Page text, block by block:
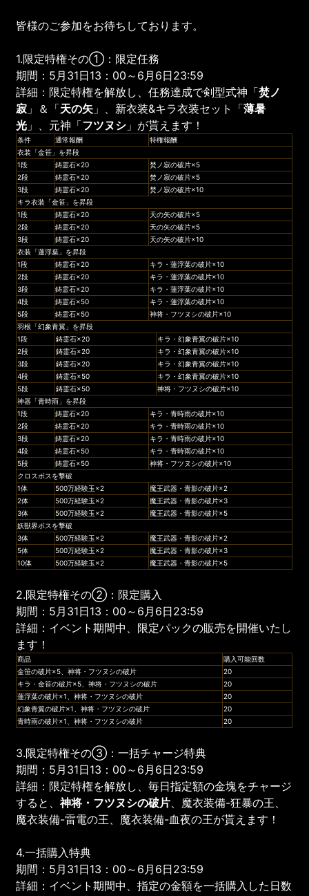
皆様のご参加をお待ちしております。
1.限定特権その①：限定任務
期間：5月31日13：00～6月6日23:59
詳細：限定特権を解放し、任務達成で剣型式神「焚ノ
寂 」＆「天の矢 」、新衣装&キラ衣装セット「薄暑
光 」、元神「フツヌシ 」が貰えます！
条件 通常報酬
特権報酬
衣装「金笹」を昇段
1段
鋳霊石×20
焚ノ寂の破片×5
2段
鋳霊石×20
焚ノ寂の破片×5
3段
鋳霊石×20
焚ノ寂の破片×10
キラ衣装「金笹」を昇段
1段
鋳霊石×20
天の矢の破片×5
2段
鋳霊石×20
天の矢の破片×5
3段
鋳霊石×20
天の矢の破片×10
衣装「蓮浮葉」を昇段
1段
鋳霊石×20
キラ・蓮浮葉の破片×10
2段
鋳霊石×20
キラ・蓮浮葉の破片×10
3段
鋳霊石×20
キラ・蓮浮葉の破片×10
4段
鋳霊石×50
キラ・蓮浮葉の破片×10
5段
鋳霊石×50
神将・フツヌシの破片×10
羽根「幻象青翼」を昇段
1段
鋳霊石×20
キラ・幻象青翼の破片×10
2段
鋳霊石×20
キラ・幻象青翼の破片×10
3段
鋳霊石×20
キラ・幻象青翼の破片×10
4段
鋳霊石×50
キラ・幻象青翼の破片×10
5段
鋳霊石×50
神将・フツヌシの破片×10
神器「青時雨」を昇段
1段
鋳霊石×20
キラ・青時雨の破片×10
2段
鋳霊石×20
キラ・青時雨の破片×10
3段
鋳霊石×20
キラ・青時雨の破片×10
4段
鋳霊石×50
キラ・青時雨の破片×10
5段
鋳霊石×50
神将・フツヌシの破片×10
クロスボスを撃破
1体
500万経験玉×2
魔王武器・青影の破片×2
2体
500万経験玉×2
魔王武器・青影の破片×3
3体
500万経験玉×2
魔王武器・青影の破片×5
妖獣界ボスを撃破
3体
500万経験玉×2
魔王武器・青影の破片×2
5体
500万経験玉×2
魔王武器・青影の破片×3
10体
500万経験玉×2 魔王武器・青影の破片×5
2.限定特権その②：限定購入
期間：5月31日13：00～6月6日23:59
詳細：イベント期間中、限定パックの販売を開催いたし
ます！
商品
購入可能回数
金笹の破片×5、神将・フツヌシの破片
20
キラ・金笹の破片×5、神将・フツヌシの破片
20
蓮浮葉の破片×1、神将・フツヌシの破片
20
幻象青翼の破片×1、神将・フツヌシの破片
20
青時雨の破片×1、神将・フツヌシの破片
20
3.限定特権その③：一括チャージ特典
期間：5月31日13：00～6月6日23:59
詳細：限定特権を解放し、毎日指定額の金塊をチャージ
すると、神将・フツヌシの破片 、魔衣装備-狂暴の王、
魔衣装備-雷電の王、魔衣装備-血夜の王が貰えます！
4.一括購入特典
期間：5月31日13：00～6月6日23:59
詳細：イベント期間中、指定の金額を一括購入した日数